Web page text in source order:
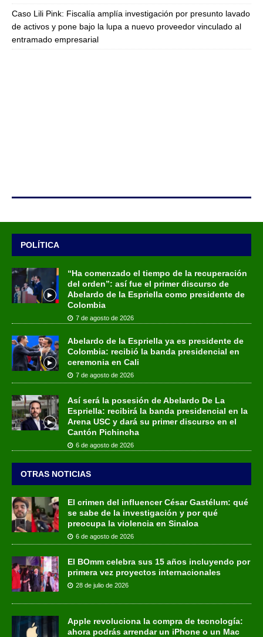
Caso Lili Pink: Fiscalía amplía investigación por presunto lavado
de activos y pone bajo la lupa a nuevo proveedor vinculado al
entramado empresarial
POLÍTICA
“Ha comenzado el tiempo de la recuperación
del orden”: así fue el primer discurso de
Abelardo de la Espriella como presidente de
Colombia
7 de agosto de 2026
Abelardo de la Espriella ya es presidente de
Colombia: recibió la banda presidencial en
ceremonia en Cali
7 de agosto de 2026
Así será la posesión de Abelardo De La
Espriella: recibirá la banda presidencial en la
Arena USC y dará su primer discurso en el
Cantón Pichincha
6 de agosto de 2026
OTRAS NOTICIAS
El crimen del influencer César Gastélum: qué
se sabe de la investigación y por qué
preocupa la violencia en Sinaloa
6 de agosto de 2026
El BOmm celebra sus 15 años incluyendo por
primera vez proyectos internacionales
28 de julio de 2026
Apple revoluciona la compra de tecnología:
ahora podrás arrendar un iPhone o un Mac